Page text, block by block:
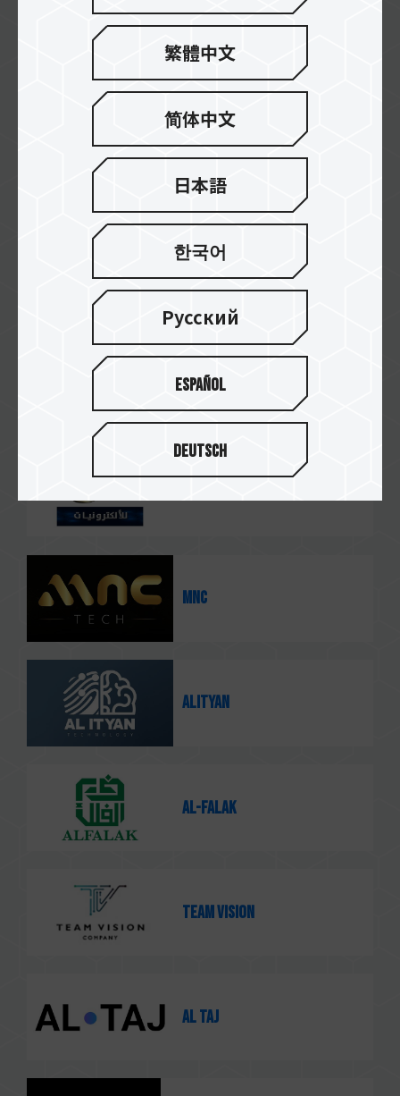
Golden Tec
Incehesap
Hepsiburada
MABCO
MNC
Alityan
Al-Falak
Team Vision
Al Taj
繁體中文
简体中文
日本語
한국어
Русский
Español
Deutsch